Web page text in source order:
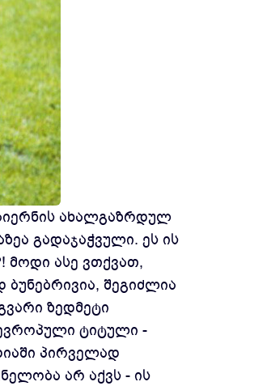
ახალგაზრდულ
გადაჯაჭვული. ეს ის
მოდი ასე ვთქვათ,
შეგიძლია
ზედმეტი
ევროპული ტიტული -
პირველად
არ აქვს - ის